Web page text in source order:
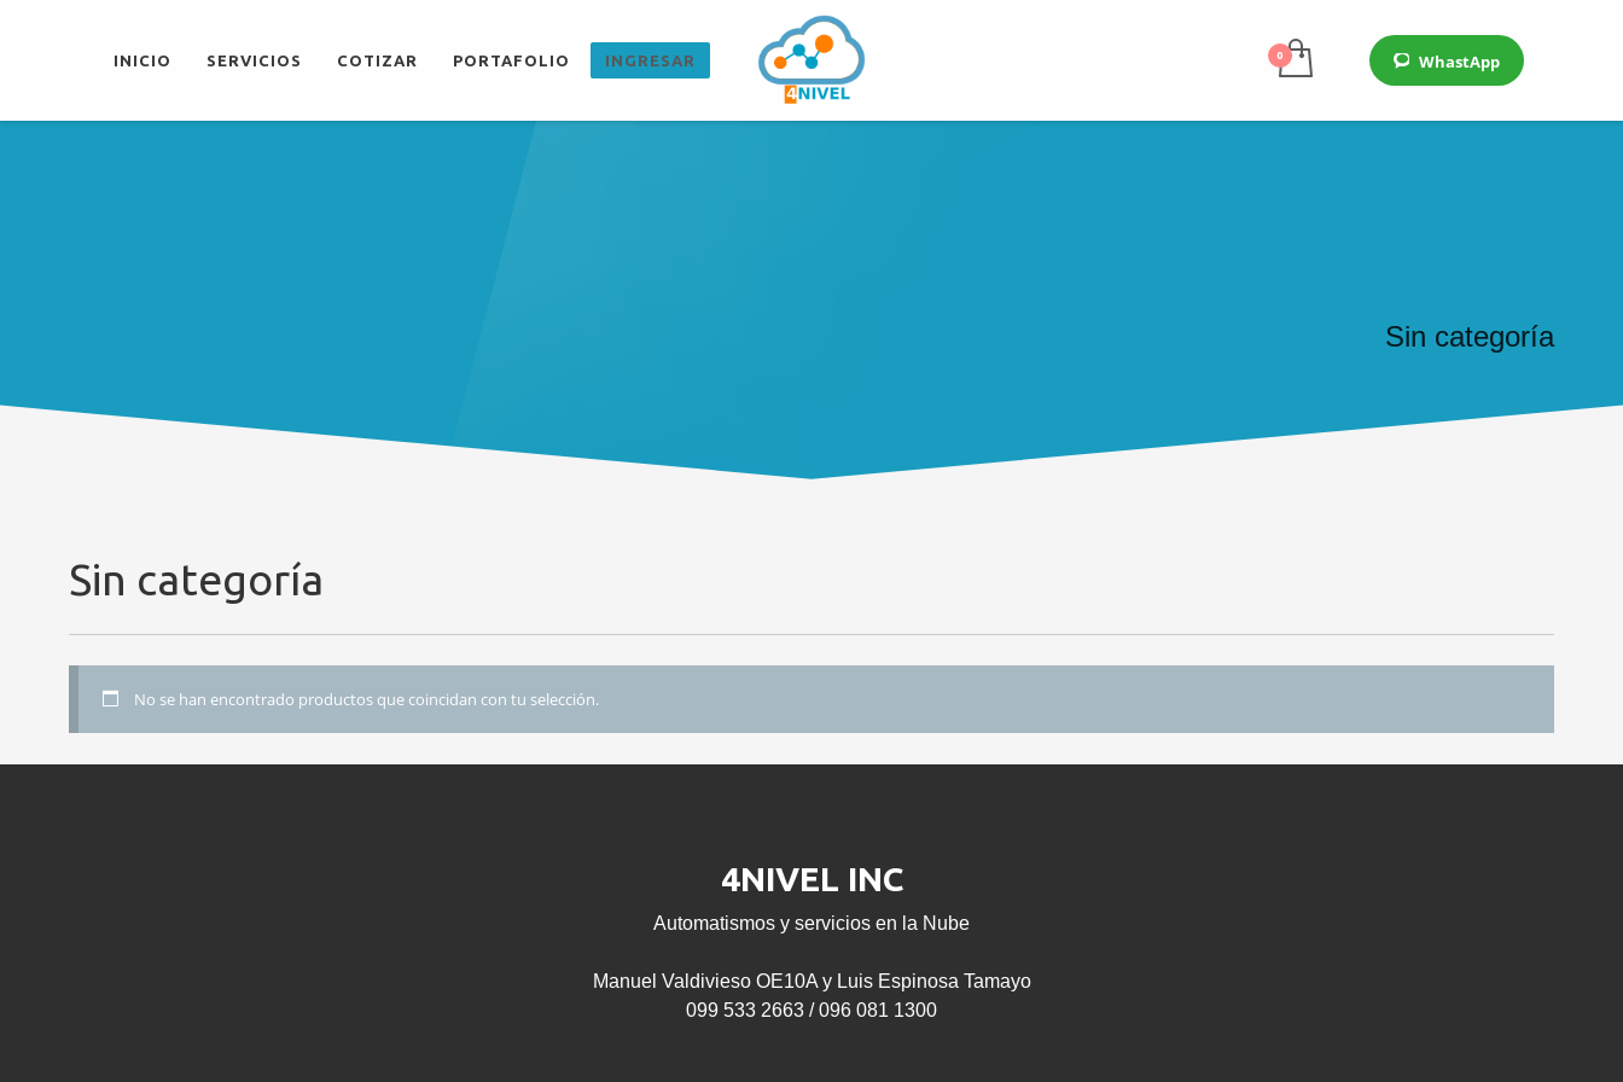
INICIO SERVICIOS COTIZAR PORTAFOLIO INGRESAR WhastApp
Sin categoría
Sin categoría
No se han encontrado productos que coincidan con tu selección.
4NIVEL INC
Automatismos y servicios en la Nube
Manuel Valdivieso OE10A y Luis Espinosa Tamayo
099 533 2663 / 096 081 1300